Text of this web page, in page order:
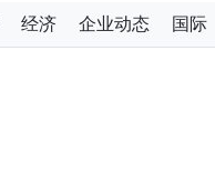
经济 企业动态 国际